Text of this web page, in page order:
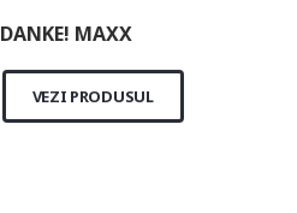
DANKE! MAXX
VEZI PRODUSUL